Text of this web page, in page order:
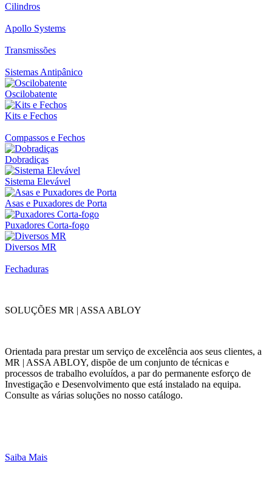
Cilindros
Apollo Systems
Transmissões
Sistemas Antipânico
Oscilobatente
Kits e Fechos
Compassos e Fechos
Dobradiças
Sistema Elevável
Asas e Puxadores de Porta
Puxadores Corta-fogo
Diversos MR
Fechaduras
SOLUÇÕES MR | ASSA ABLOY
Orientada para prestar um serviço de excelência aos seus clientes, a
MR | ASSA ABLOY, dispõe de um conjunto de técnicas e
processos de trabalho evoluídos, a par do permanente esforço de
Investigação e Desenvolvimento que está instalado na equipa.
Consulte as várias soluções no nosso catálogo.
Saiba Mais